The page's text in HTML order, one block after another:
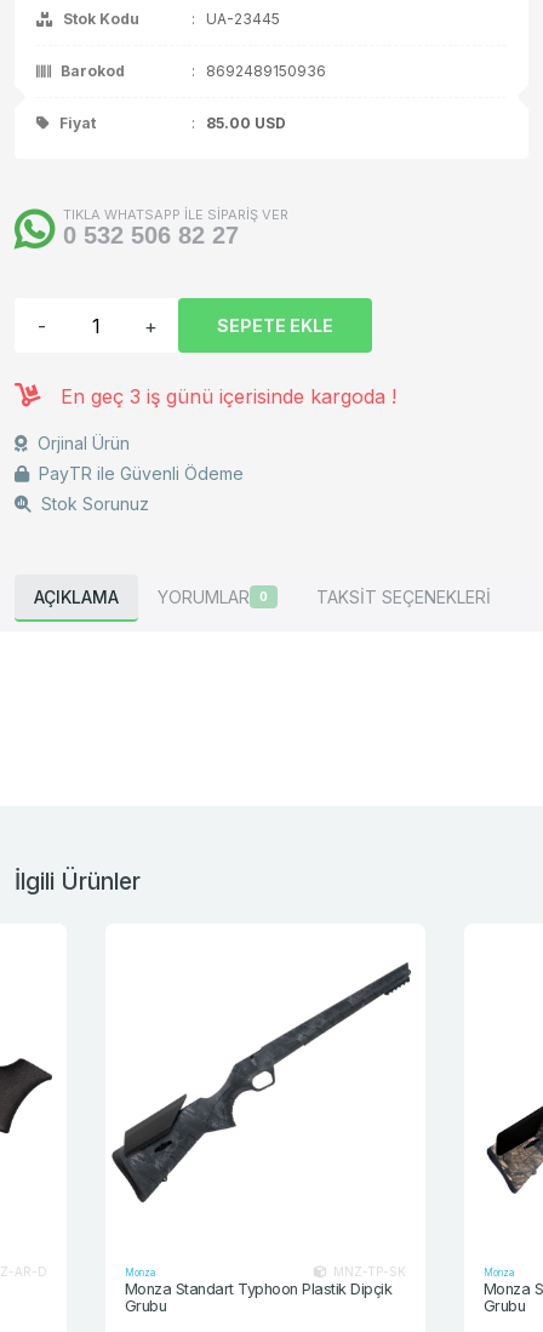
Stok Kodu : UA-23445
Barokod : 8692489150936
Fiyat : 85.00 USD
TIKLA WHATSAPP İLE SİPARİŞ VER
0 532 506 82 27
- + SEPETE EKLE
En geç 3 iş günü içerisinde kargoda !
Orjinal Ürün
PayTR ile Güvenli Ödeme
Stok Sorunuz
AÇIKLAMA YORUMLAR 0 TAKSİT SEÇENEKLERİ
İlgili Ürünler
MNZ-TP-SK
Monza Standart Typhoon Plastik Dipçik
Monza